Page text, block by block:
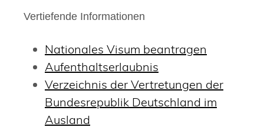
Vertiefende Informationen
Nationales Visum beantragen
Aufenthaltserlaubnis
Verzeichnis der Vertretungen der
Bundesrepublik Deutschland im
Ausland